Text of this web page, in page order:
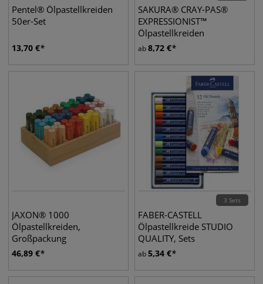
Pentel® Ölpastellkreiden
50er-Set
13,70 €
SAKURA® CRAY-PAS®
EXPRESSIONIST™
Ölpastellkreiden
ab8,72 €
JAXON® 1000
Ölpastellkreiden,
Großpackung
46,89 €
3 Sets
FABER-CASTELL
Ölpastellkreide STUDIO
QUALITY, Sets
ab5,34 €